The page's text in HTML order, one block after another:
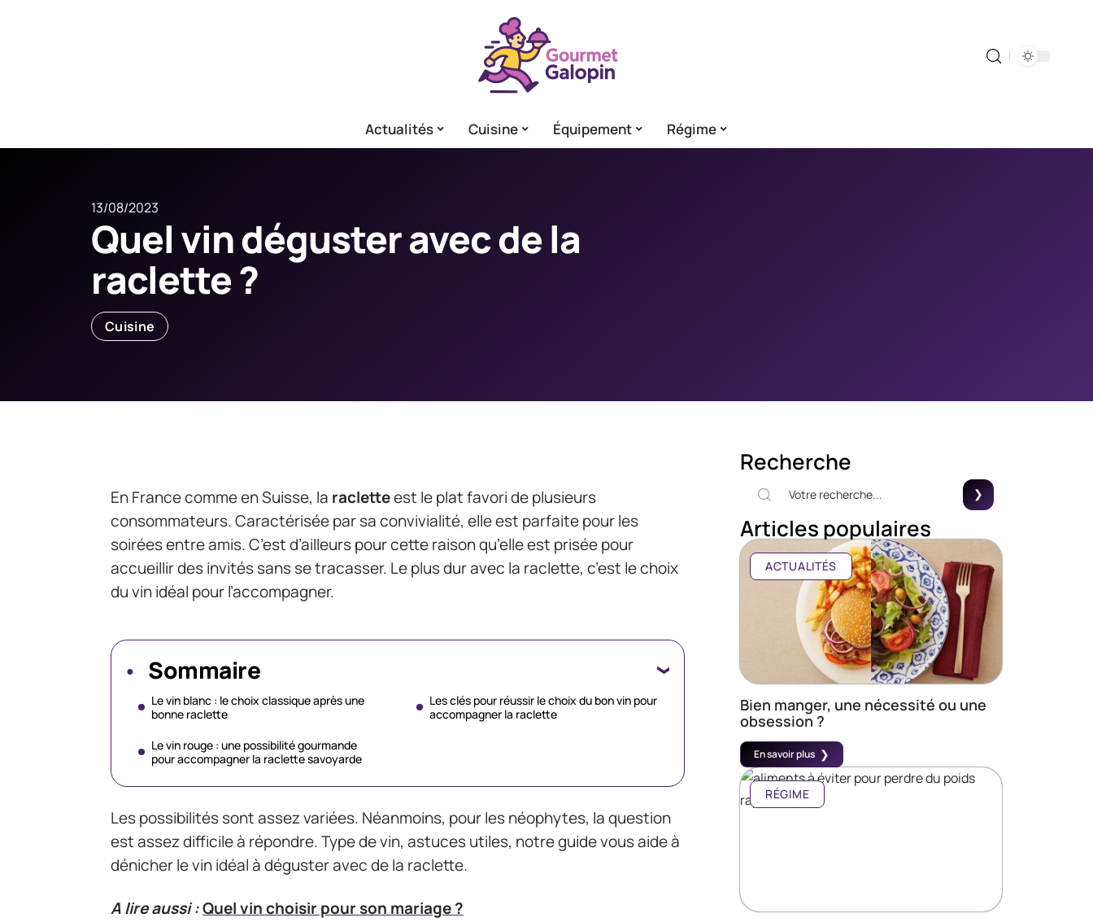
Actualités Cuisine Équipement Régime
13/08/2023
Quel vin déguster avec de la
raclette ?
Cuisine
En France comme en Suisse, la racletteest le plat favori de plusieurs
consommateurs. Caractérisée par sa convivialité, elle est parfaite pour les
soirées entre amis. C’est d’ailleurs pour cette raison qu’elle est prisée pour
accueillir des invités sans se tracasser. Le plus dur avec la raclette, c’est le choix
du vin idéal pour l’accompagner.
Sommaire
Le vin blanc : le choix classique après une
bonne raclette
Le vin rouge : une possibilité gourmande
pour accompagner la raclette savoyarde
Les clés pour réussir le choix du bon vin pour
accompagner la raclette
Les possibilités sont assez variées. Néanmoins, pour les néophytes, la question
est assez difficile à répondre. Type de vin, astuces utiles, notre guide vous aide à
dénicher le vin idéal à déguster avec de la raclette.
A lire aussi :Quel vin choisir pour son mariage ?
Recherche
Articles populaires
ACTUALITÉS
Bien manger, une nécessité ou une
obsession ?
En savoir plus
RÉGIME